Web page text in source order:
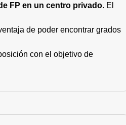
FP en un centro privado. El
de poder encontrar grados
con el objetivo de